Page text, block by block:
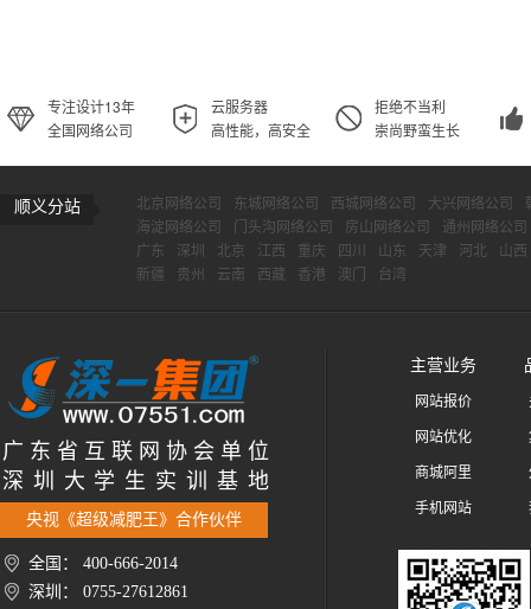
专注设计13年
全国网络公司
云服务器
高性能，高安全
拒绝不当利
崇尚野蛮生长
顺义分站 北京网络公司 东城网络公司 西城网络公司 大兴网络公司
海淀网络公司
门头沟网络公司 房山网络公司
通州网络公司
广东
深圳 北京 江西 重庆 四川 山东 天津 河北
山西
新疆
贵州 云南 西藏 香港 澳门 台湾
广 东 省 互 联 网 协 会 单 位
深 圳 大 学 生 实 训 基 地
央视《超级减肥王》合作伙伴
全国： 400-666-2014
深圳： 0755-27612861
主营业务
网站报价
网站优化
商城阿里
手机网站